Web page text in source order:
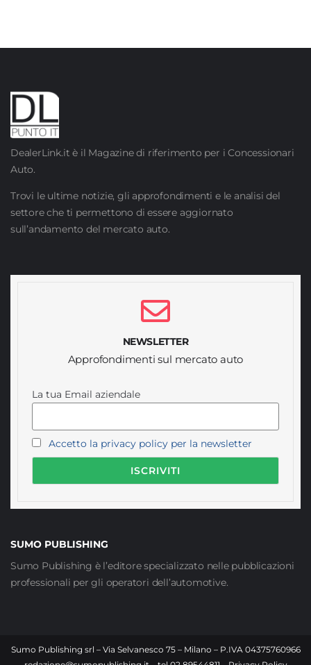
DealerLink.it è il Magazine di riferimento per i Concessionari
Auto.
Trovi le ultime notizie, gli approfondimenti e le analisi del
settore che ti permettono di essere aggiornato
sull’andamento del mercato auto.
NEWSLETTER
Approfondimenti sul mercato auto
La tua Email aziendale
Accetto la privacy policy per la newsletter
SUMO PUBLISHING
Sumo Publishing è l’editore specializzato nelle pubblicazioni
professionali per gli operatori dell’automotive.
Sumo Publishing srl – Via Selvanesco 75 – Milano – P.IVA 04375760966